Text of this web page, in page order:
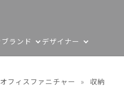
ブランド デザイナー
オフィスファニチャー » 収納